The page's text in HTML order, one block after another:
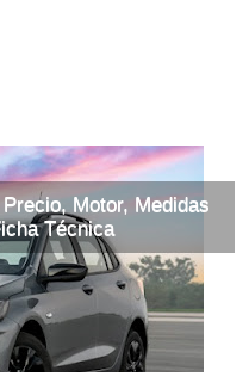
Motor, Medidas
Técnica